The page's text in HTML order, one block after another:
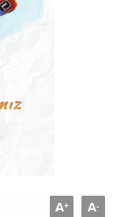
A+ A-